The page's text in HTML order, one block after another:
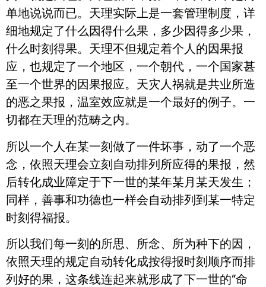
单地说说而已。天理实际上是一套管理制度，详
细地规定了什么因得什么果，多少因得多少果，
什么时刻得果。天理不但规定着个人的因果报
应，也规定了一个地区，一个朝代，一个国家甚
至一个世界的因果报应。天灾人祸就是共业所造
的恶之果报，温室效应就是一个最好的例子。一
切都在天理的范畴之内。
所以一个人在某一刻做了一件坏事，动了一个恶
念，依照天理会立刻自动排列所应得的果报，然
后转化成业障定于下一世的某年某月某天发生；
同样，善事和功德也一样会自动排列到某一特定
时刻得福报。
所以我们每一刻的所思、所念、所为种下的因，
依照天理的规定自动转化成按得报时刻顺序而排
列好的果，这条线连起来就形成了下一世的“命